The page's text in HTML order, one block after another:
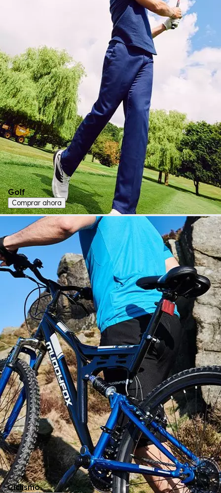
Golf
Comprar ahora
Ciclismo